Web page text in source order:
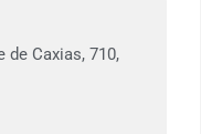
de Caxias, 710,